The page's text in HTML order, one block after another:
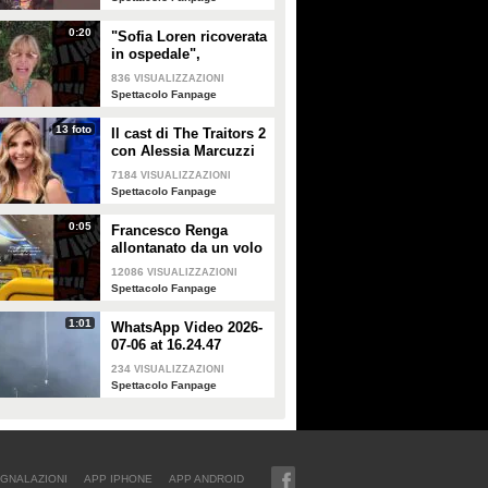
0:20
"Sofia Loren ricoverata
in ospedale",
Alessandra Mussolini
smentisce: "È serena e
836 VISUALIZZAZIONI
Spettacolo Fanpage
13 foto
Il cast di The Traitors 2
con Alessia Marcuzzi
7184 VISUALIZZAZIONI
Spettacolo Fanpage
0:05
Francesco Renga
allontanato da un volo
Ryanair dopo una
discussione con gli
12086 VISUALIZZAZIONI
Spettacolo Fanpage
1:01
WhatsApp Video 2026-
07-06 at 16.24.47
234 VISUALIZZAZIONI
Spettacolo Fanpage
APP IPHONE APP ANDROID